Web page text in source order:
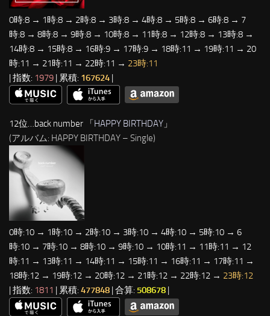
0時:8 → 1時:8 → 2時:8 → 3時:8 → 4時:8 → 5時:8 → 6時:8 → 7
時:8 → 8時:8 → 9時:8 → 10時:8 → 11時:8 → 12時:8 → 13時:8 →
14時:8 → 15時:8 → 16時:9 → 17時:9 → 18時:11 → 19時:11 → 20
時:11 → 21時:11 → 22時:11 → 23時:11
| 指数: 1979 | 累積: 167624 |
12位…back number 「HAPPY BIRTHDAY 」
(アルバム: HAPPY BIRTHDAY – Single)
0時:10 → 1時:10 → 2時:10 → 3時:10 → 4時:10 → 5時:10 → 6
時:10 → 7時:10 → 8時:10 → 9時:10 → 10時:11 → 11時:11 → 12
時:11 → 13時:11 → 14時:11 → 15時:11 → 16時:11 → 17時:11 →
18時:12 → 19時:12 → 20時:12 → 21時:12 → 22時:12 → 23時:12
| 指数: 1811 | 累積: 477848 | 合算: 508678 |